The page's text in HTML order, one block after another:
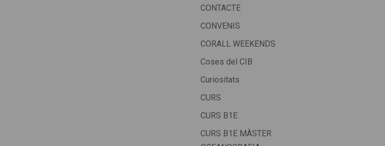
CONTACTE
CONVENIS
CORALL WEEKENDS
Coses del CIB
Curiositats
CURS
CURS B1E
CURS B1E MÀSTER